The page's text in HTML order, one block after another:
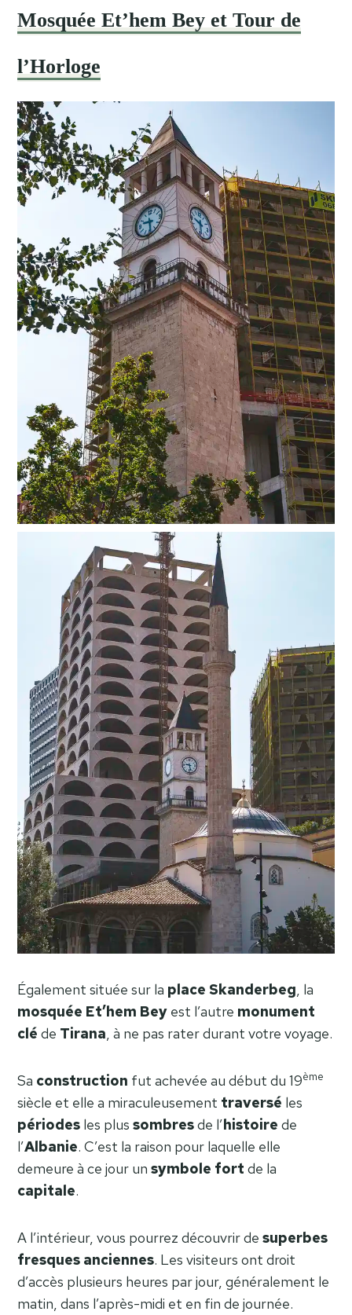
Mosquée Et’hem Bey et Tour de
l’Horloge
Également située sur la place Skanderbeg, la
mosquée Et’hem Bey est l’autre monument
clé de Tirana, à ne pas rater durant votre voyage.
Sa construction fut achevée au début du 19ème
siècle et elle a miraculeusement traversé les
périodes les plus sombresde l’histoire de
l’Albanie. C’est la raison pour laquelle elle
demeure à ce jour un symbole fort de la
capitale.
A l’intérieur, vous pourrez découvrir de superbes
fresques anciennes. Les visiteurs ont droit
d’accès plusieurs heures par jour, généralement le
matin, dans l’après-midi et en fin de journée.